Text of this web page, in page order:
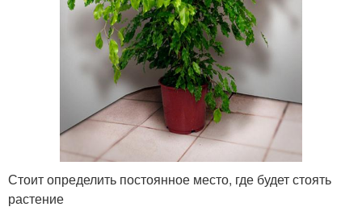
Стоит определить постоянное место, где будет стоять
растение